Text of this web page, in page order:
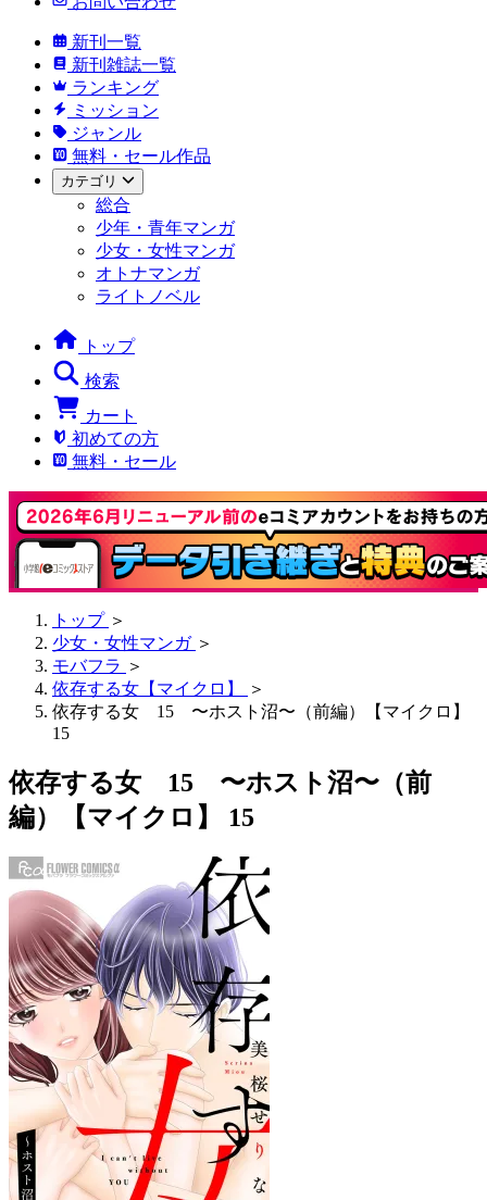
新刊一覧
新刊雑誌一覧
ランキング
ミッション
ジャンル
無料・セール作品
カテゴリ
総合
少年・青年マンガ
少女・女性マンガ
オトナマンガ
ライトノベル
トップ
検索
カート
初めての方
無料・セール
トップ ＞
少女・女性マンガ ＞
モバフラ ＞
依存する女【マイクロ】
＞
依存する女 15 〜ホスト沼〜（前編）【マイクロ】
15
依存する女 15 〜ホスト沼〜（前
編）【マイクロ】 15